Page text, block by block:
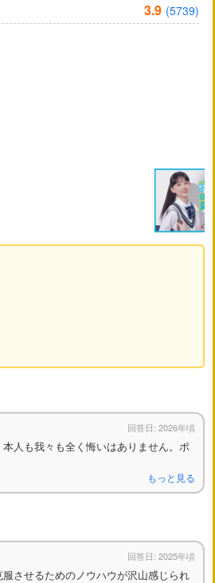
3.9 (5739)
回答日: 2026年頃
人も我々も全く悔いはありません。ポ
もっと見る
回答日: 2025年頃
させるためのノウハウが沢山感じられ